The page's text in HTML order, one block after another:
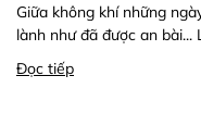
Giữa không khí những
lành như đã được an bài...
Đọc tiếp